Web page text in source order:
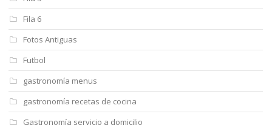
Fila 6
Fotos Antiguas
Futbol
gastronomía menus
gastronomía recetas de cocina
Gastronomía servicio a domicilio